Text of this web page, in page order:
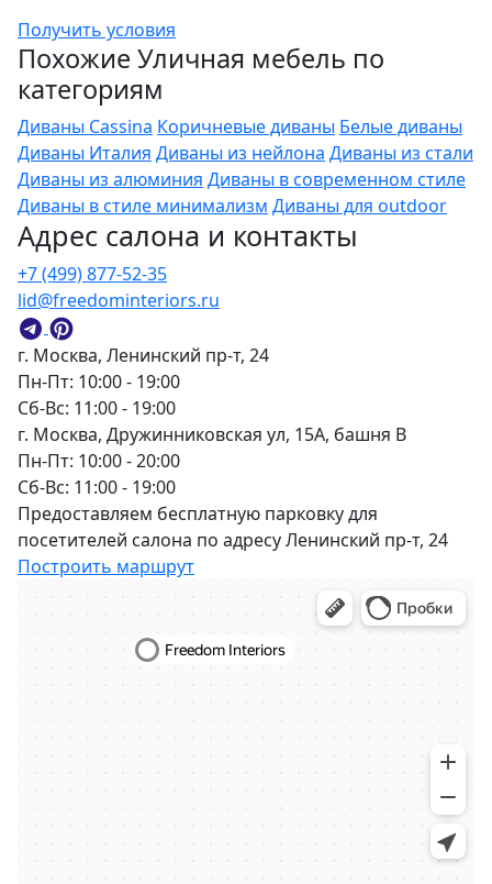
Получить условия
Похожие Уличная мебель по
категориям
Диваны Cassina Коричневые диваны Белые диваны
Диваны Италия Диваны из нейлона Диваны из стали
Диваны из алюминия Диваны в современном стиле
Диваны в стиле минимализм Диваны для outdoor
Адрес салона и контакты
г. Москва, Ленинский пр-т, 24
Пн-Пт: 10:00 - 19:00
Сб-Вс: 11:00 - 19:00
г. Москва, Дружинниковская ул, 15А, башня В
Пн-Пт: 10:00 - 20:00
Сб-Вс: 11:00 - 19:00
Предоставляем бесплатную парковку для
посетителей салона по адресу Ленинский пр-т, 24
Построить маршрут
+7 (499) 877-52-35
lid@freedominteriors.ru